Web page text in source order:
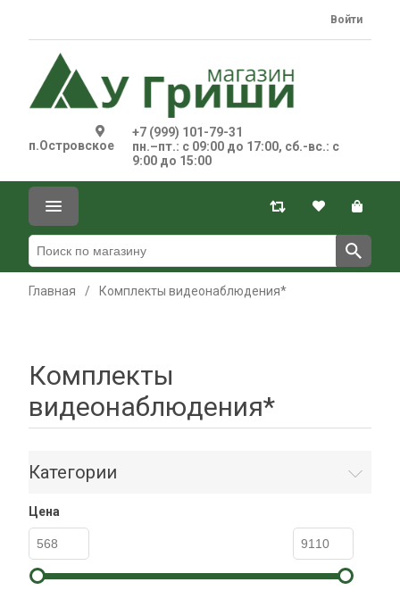
п.Островское
+7 (999) 101-79-31
пн.–пт.: с 09:00 до 17:00, сб.-вс.: с
9:00 до 15:00
Войти
Главная / Комплекты видеонаблюдения*
Комплекты
видеонаблюдения*
Категории
Цена